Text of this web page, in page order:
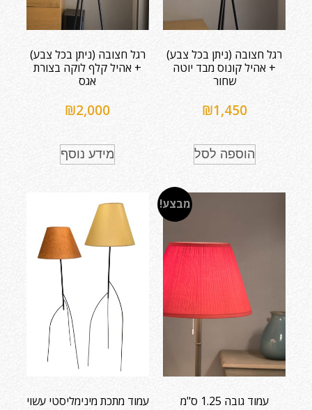
רגל חצובה (ניתן בכל צבע)
+ אהיל קונוס מבד יוטה
שחור
₪1,450
הוספה לסל
רגל חצובה (ניתן בכל צבע)
+ אהיל קלף לוקה בצורת
אגס
₪2,000
מידע נוסף
מבצע!
עמוד גובה 1.25 ס"מ
עמוד מתכת מינימליסטי עשוי